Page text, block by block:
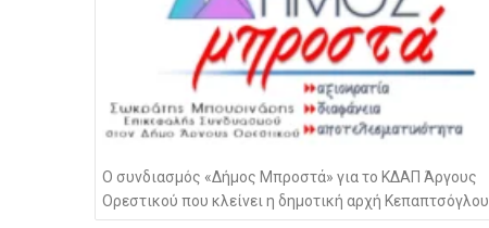
Ο συνδιασμός «Δήμος Μπροστά» για το ΚΔΑΠ Άργους
Ορεστικού που κλείνει η δημοτική αρχή Κεπαπτσόγλου